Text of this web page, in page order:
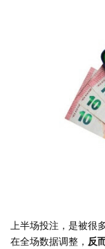
上半场投注，是被很
在全场数据调整， 反